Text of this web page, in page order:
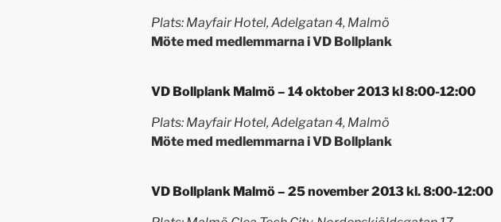
Plats: Mayfair Hotel, Adelgatan 4, Malmö
Möte med medlemmarna i VD Bollplank
VD Bollplank Malmö – 14 oktober 2013 kl 8:00-12:00
Plats: Mayfair Hotel, Adelgatan 4, Malmö
Möte med medlemmarna i VD Bollplank
VD Bollplank Malmö – 25 november 2013 kl. 8:00-12:00